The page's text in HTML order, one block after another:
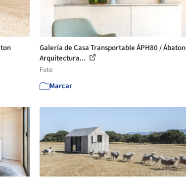
Galería de Casa Transportable ÁPH80 / Ábaton
Arquitectura...
Foto
Marcar